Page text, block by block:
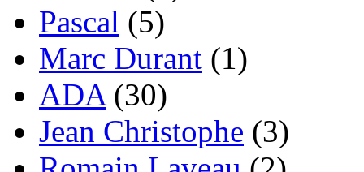
Pascal (5)
Marc Durant (1)
ADA(30)
Jean Christophe (3)